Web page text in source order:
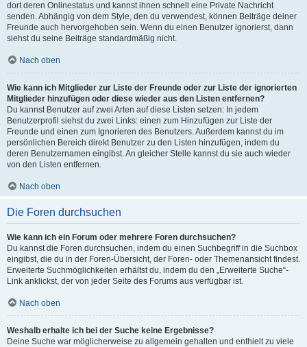
dort deren Onlinestatus und kannst ihnen schnell eine Private Nachricht
senden. Abhängig von dem Style, den du verwendest, können Beiträge deiner
Freunde auch hervorgehoben sein. Wenn du einen Benutzer ignorierst, dann
siehst du seine Beiträge standardmäßig nicht.
Nach oben
Wie kann ich Mitglieder zur Liste der Freunde oder zur Liste der ignorierten
Mitglieder hinzufügen oder diese wieder aus den Listen entfernen?
Du kannst Benutzer auf zwei Arten auf diese Listen setzen: In jedem
Benutzerprofil siehst du zwei Links: einen zum Hinzufügen zur Liste der
Freunde und einen zum Ignorieren des Benutzers. Außerdem kannst du im
persönlichen Bereich direkt Benutzer zu den Listen hinzufügen, indem du
deren Benutzernamen eingibst. An gleicher Stelle kannst du sie auch wieder
von den Listen entfernen.
Nach oben
Die Foren durchsuchen
Wie kann ich ein Forum oder mehrere Foren durchsuchen?
Du kannst die Foren durchsuchen, indem du einen Suchbegriff in die Suchbox
eingibst, die du in der Foren-Übersicht, der Foren- oder Themenansicht findest.
Erweiterte Suchmöglichkeiten erhältst du, indem du den „Erweiterte Suche“-
Link anklickst, der von jeder Seite des Forums aus verfügbar ist.
Nach oben
Weshalb erhalte ich bei der Suche keine Ergebnisse?
Deine Suche war möglicherweise zu allgemein gehalten und enthielt zu viele